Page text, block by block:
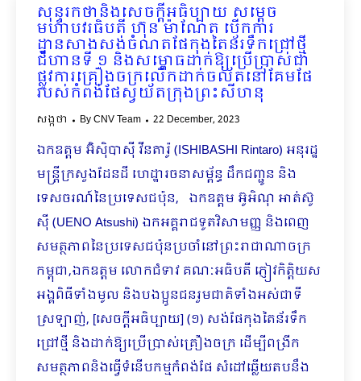
សុន្ទរកថានិងសេចក្ដីអធិប្បាយ សម្ដេច
មហាបវរធិបតី ហ៊ុន ម៉ាណែត បើកការ
ដ្ឋានសាងសង់ចំណតផែកុងតៃន័រទឹកជ្រៅថ្មី
ជំហានទី ១ និងសម្ពោធដាក់ឱ្យប្រើប្រាស់ជា
ផ្លូវការគ្រឿងចក្រលើកដាក់ចល័តនៅគែមផែ
របស់កំពង់ផែស្វយ័តក្រុងព្រះសីហនុ
សង្កថា ByCNV Team 22 December, 2023
ឯកឧត្តម អ៊ិស៊ិបាស៊ី វីនតារ៉ូ (ISHIBASHI Rintaro) អនុរដ្ឋ
មន្ត្រីក្រសួងដែនដី ហេដ្ឋារចនាសម្ព័ន្ធ ដឹកជញ្ជូន និង
ទេសចរណ៍នៃប្រទេសជប៉ុន, ឯកឧត្តម អ៊ូអិណុ អាត់ស៊ូ
ស៊ី (UENO Atsushi) ឯកអគ្គរាជទូតវិសាមញ្ញ និងពេញ
សមត្ថភាពនៃប្រទេសជប៉ុនប្រចាំនៅព្រះរាជាណាចក្រ
កម្ពុជា,ឯកឧត្តម លោកជំទាវ គណៈអធិបតី ភ្ញៀវកិត្តិយស
អង្គពិធីទាំងមូល​ និងបងប្អូនជនរួមជាតិទាំងអស់ជាទី
ស្រឡាញ់, [សេចក្តីអធិប្បាយ] (១) សង់ផែកុងតៃន័រទឹក
ជ្រៅថ្មី និងដាក់ឱ្យប្រើប្រាស់គ្រឿងចក្រ ដើម្បីពង្រីក
សមត្ថភាពនិងធ្វើទំនើបកម្មកំពង់ផែ សំដៅឆ្លើយតបនឹង